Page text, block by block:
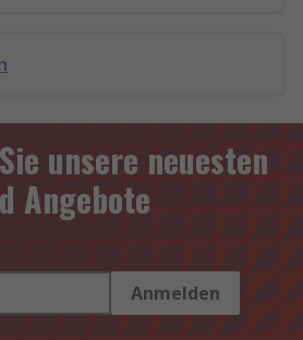
unsere neuesten
Angebote
Anmelden